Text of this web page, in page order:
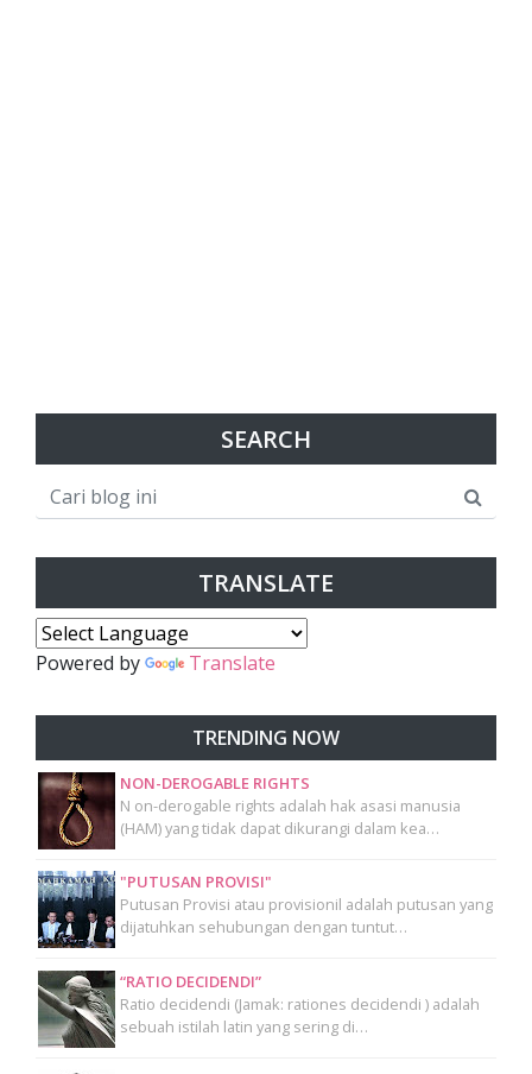
SEARCH
TRANSLATE
Powered by Translate
TRENDING NOW
NON-DEROGABLE RIGHTS
N on-derogable rights adalah hak asasi manusia
(HAM) yang tidak dapat dikurangi dalam kea…
"PUTUSAN PROVISI"
Putusan Provisi atau provisionil adalah putusan yang
dijatuhkan sehubungan dengan tuntut…
“RATIO DECIDENDI”
Ratio decidendi (Jamak: rationes decidendi ) adalah
sebuah istilah latin yang sering di…